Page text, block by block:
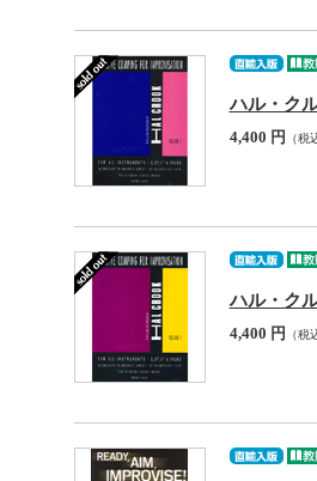
ハル・ク
4,400 円 （税
ハル・ク
4,400 円 （税